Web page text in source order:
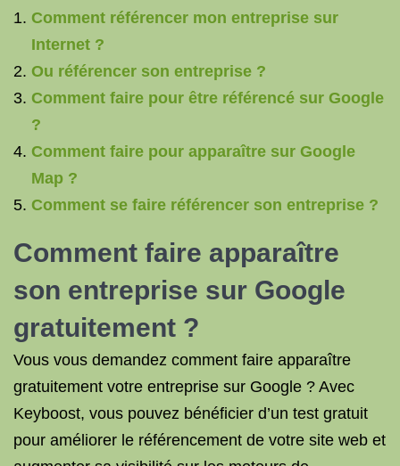
Comment référencer mon entreprise sur
Internet ?
Ou référencer son entreprise ?
Comment faire pour être référencé sur Google
?
Comment faire pour apparaître sur Google
Map ?
Comment se faire référencer son entreprise ?
Comment faire apparaître
son entreprise sur Google
gratuitement ?
Vous vous demandez comment faire apparaître
gratuitement votre entreprise sur Google ? Avec
Keyboost, vous pouvez bénéficier d’un test gratuit
pour améliorer le référencement de votre site web et